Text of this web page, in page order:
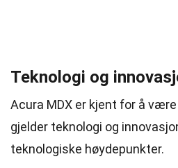
Teknologi og
Acura MDX er kjent for å
gjelder teknologi og
teknologiske høydepunkter.